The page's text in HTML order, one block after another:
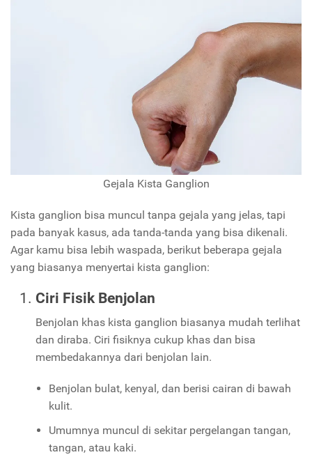
Gejala Kista Ganglion
Kista ganglion bisa muncul tanpa gejala yang jelas, tapi
pada banyak kasus, ada tanda-tanda yang bisa dikenali.
Agar kamu bisa lebih waspada, berikut beberapa gejala
yang biasanya menyertai kista ganglion:
Ciri Fisik Benjolan
Benjolan khas kista ganglion biasanya mudah terlihat
dan diraba. Ciri fisiknya cukup khas dan bisa
membedakannya dari benjolan lain.
Benjolan bulat, kenyal, dan berisi cairan di bawah
kulit.
Umumnya muncul di sekitar pergelangan tangan,
tangan, atau kaki.